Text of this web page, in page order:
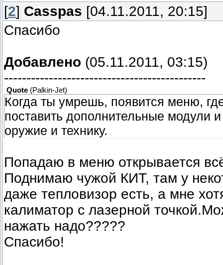
[2] Casspas [04.11.2011, 20:15]
Спасибо
Добавлено (05.11.2011, 03:15)
---------------------------------------------
Quote (Palkin-Jet)
Когда ты умрешь, появится меню,
поставить дополнительные модули
оружие и технику.
Попадаю в меню открывается
Поднимаю чужой КИТ, там у
даже тепловизор есть, а мне
калиматор с лазерной
нажать надо?????
Спасибо!